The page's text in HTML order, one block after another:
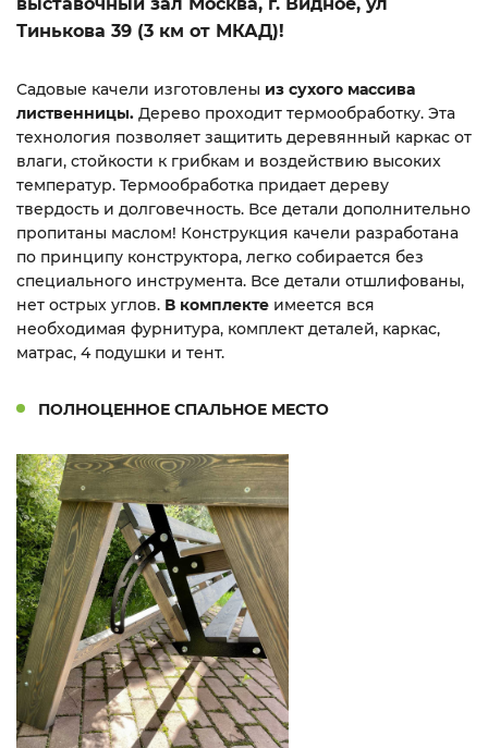
Тинькова 39 (3 км от МКАД)!
Садовые качели изготовлены из сухого массива
лиственницы. Дерево проходит термообработку. Эта
технология позволяет защитить деревянный каркас от
влаги, стойкости к грибкам и воздействию высоких
температур. Термообработка придает дереву
твердость и долговечность. Все детали дополнительно
пропитаны маслом! Конструкция качели разработана
по принципу конструктора, легко собирается без
специального инструмента. Все детали отшлифованы,
нет острых углов. В комплекте имеется вся
необходимая фурнитура, комплект деталей, каркас,
матрас, 4 подушки и тент.
ПОЛНОЦЕННОЕ СПАЛЬНОЕ МЕСТО